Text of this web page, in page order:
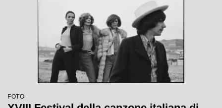
FOTO